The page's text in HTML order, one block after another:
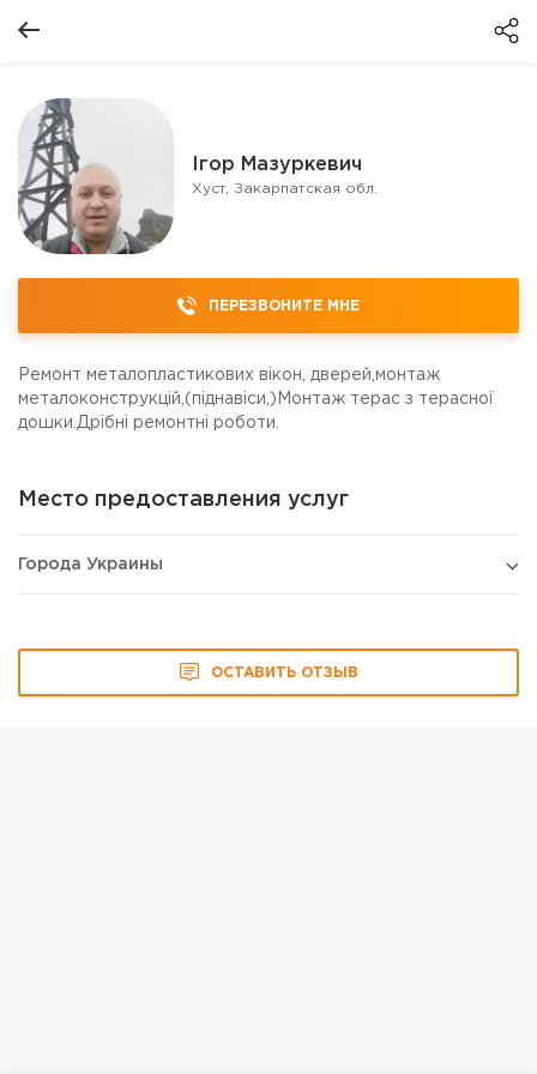
Ігор Мазуркевич
Хуст, Закарпатская обл.
ПЕРЕЗВОНИТЕ МНЕ
Ремонт металопластикових вікон, дверей,монтаж
металоконструкцій,(піднавіси,)Монтаж терас з терасної
дошки.Дрібні ремонтні роботи.
Место предоставления услуг
Города Украины
ОСТАВИТЬ ОТЗЫВ